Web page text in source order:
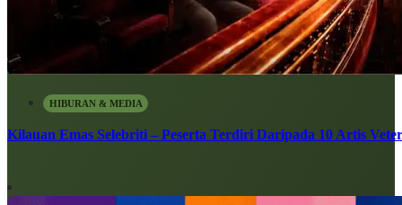
HIBURAN & MEDIA
Kilauan Emas Selebriti – Peserta Terdiri Daripada 10 Artis